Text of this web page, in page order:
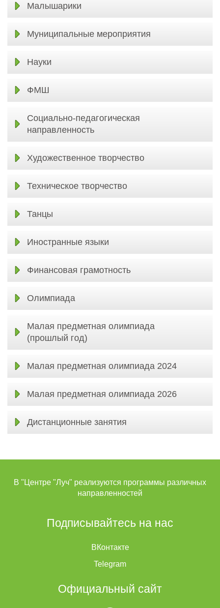
Малышарики
Муниципальные мероприятия
Науки
ФМШ
Социально-педагогическая
направленность
Художественное творчество
Техническое творчество
Танцы
Иностранные языки
Финансовая грамотность
Олимпиада
Малая предметная олимпиада
(прошлый год)
Малая предметная олимпиада 2024
Малая предметная олимпиада 2026
Дистанционные занятия
В "Центре "Луч" реализуются программы различных
направленностей
Подписывайтесь на нас
ВКонтакте
Telegram
Официальный сайт